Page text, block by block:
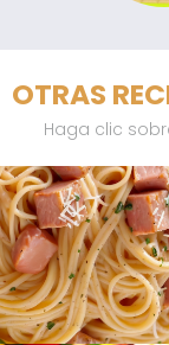
OTRAS
Haga clic